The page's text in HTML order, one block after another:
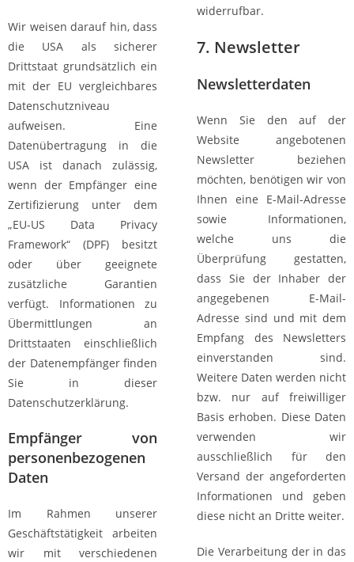
Wir weisen darauf hin, dass
die USA als sicherer
Drittstaat grundsätzlich ein
mit der EU vergleichbares
Datenschutzniveau
aufweisen. Eine
Datenübertragung in die
USA ist danach zulässig,
wenn der Empfänger eine
Zertifizierung unter dem
„EU-US Data Privacy
Framework“ (DPF) besitzt
oder über geeignete
zusätzliche Garantien
verfügt. Informationen zu
Übermittlungen an
Drittstaaten einschließlich
der Datenempfänger finden
Sie in dieser
Datenschutzerklärung.
Empfänger von
personenbezogenen
Daten
Im Rahmen unserer
Geschäftstätigkeit arbeiten
wir mit verschiedenen
widerrufbar.
7. Newsletter
Newsletter­daten
Wenn Sie den auf der
Website angebotenen
Newsletter beziehen
möchten, benötigen wir von
Ihnen eine E-Mail-Adresse
sowie Informationen,
welche uns die
Überprüfung gestatten,
dass Sie der Inhaber der
angegebenen E-Mail-
Adresse sind und mit dem
Empfang des Newsletters
einverstanden sind.
Weitere Daten werden nicht
bzw. nur auf freiwilliger
Basis erhoben. Diese Daten
verwenden wir
ausschließlich für den
Versand der angeforderten
Informationen und geben
diese nicht an Dritte weiter.
Die Verarbeitung der in das